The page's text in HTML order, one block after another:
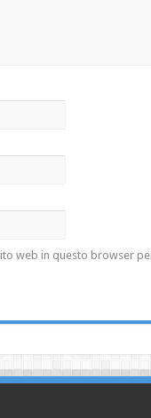
web in questo browser